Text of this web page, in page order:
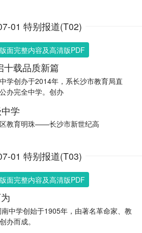
01 特别报道(T02)
面完整内容及高清版PDF
十载品质新篇
学创办于2014年，系长沙市教育局直
办完全中学。创办
学
教育明珠——长沙市新世纪高
01 特别报道(T03)
面完整内容及高清版PDF
中学创始于1905年，由著名革命家、教
办而成。